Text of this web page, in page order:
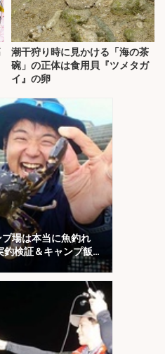
潮干狩り時に見かける「海の茶
碗」の正体は食用貝『ツメタガ
イ』の卵
場は本当に魚釣れ
釣検証＆キャンプ飯